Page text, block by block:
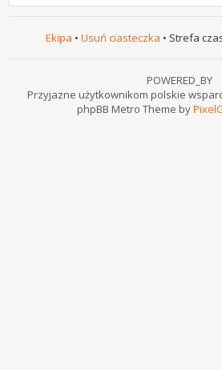
Ekipa • Usuń ciasteczka • Strefa
POWERED_BY
Przyjazne użytkownikom polskie
phpBB Metro Theme by